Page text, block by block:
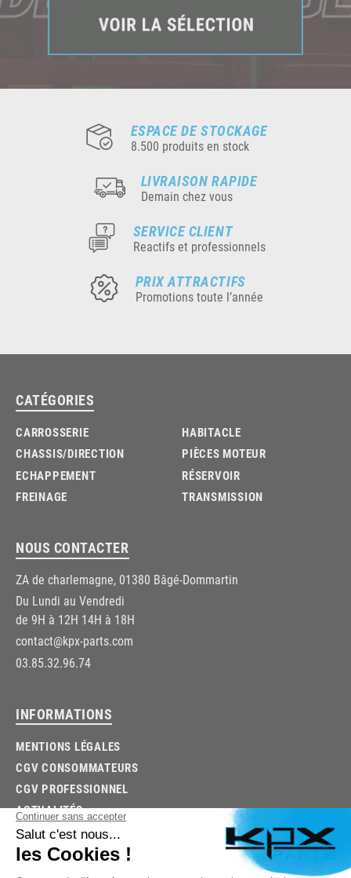
ESPACE DE STOCKAGE
8.500 produits en stock
LIVRAISON RAPIDE
Demain chez vous
SERVICE CLIENT
Reactifs et professionnels
PRIX ATTRACTIFS
Promotions toute l’année
CATÉGORIES
CARROSSERIE
CHASSIS/DIRECTION
ECHAPPEMENT
FREINAGE
HABITACLE
PIÈCES MOTEUR
RÉSERVOIR
TRANSMISSION
NOUS CONTACTER
ZA de charlemagne, 01380 Bâgé-Dommartin
Du Lundi au Vendredi
de 9H à 12H 14H à 18H
contact@kpx-parts.com
03.85.32.96.74
INFORMATIONS
MENTIONS LÉGALES
CGV CONSOMMATEURS
CGV PROFESSIONNEL
ACTUALITÉS